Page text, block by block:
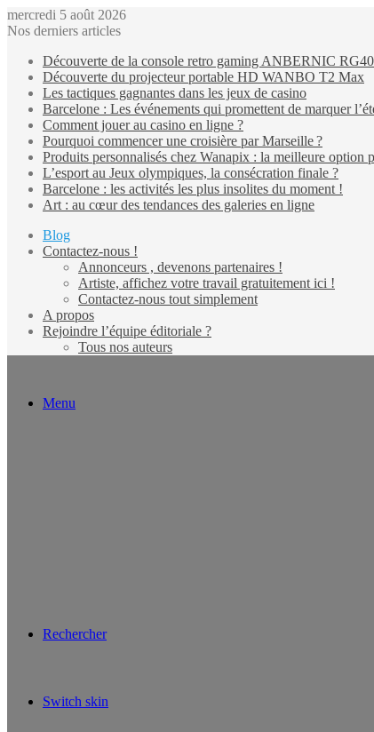
mercredi 5 août 2026
Nos derniers articles
Découverte de la console retro gaming ANBERNIC
Découverte du projecteur portable HD WANBO T2 Max
Les tactiques gagnantes dans les jeux de casino
Barcelone : Les événements qui promettent de marquer
Comment jouer au casino en ligne ?
Pourquoi commencer une croisière par Marseille ?
Produits personnalisés chez Wanapix : la meilleure option
L’esport au Jeux olympiques, la consécration finale ?
Barcelone : les activités les plus insolites du moment !
Art : au cœur des tendances des galeries en ligne
Blog
Contactez-nous !
Annonceurs , devenons partenaires !
Artiste, affichez votre travail gratuitement ici !
Contactez-nous tout simplement
A propos
Rejoindre l’équipe éditoriale ?
Tous nos auteurs
Menu
Rechercher
Switch skin